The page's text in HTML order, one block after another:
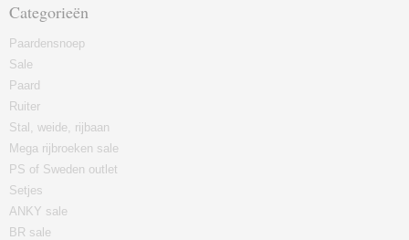
Categorieën
Paardensnoep
Sale
Paard
Ruiter
Stal, weide, rijbaan
Mega rijbroeken sale
PS of Sweden outlet
Setjes
ANKY sale
BR sale